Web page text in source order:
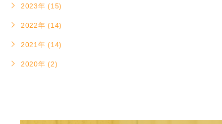
2023年 (15)
2022年 (14)
2021年 (14)
2020年 (2)